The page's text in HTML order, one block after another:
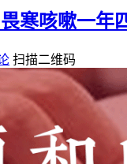
寒咳嗽一年
扫描二维码